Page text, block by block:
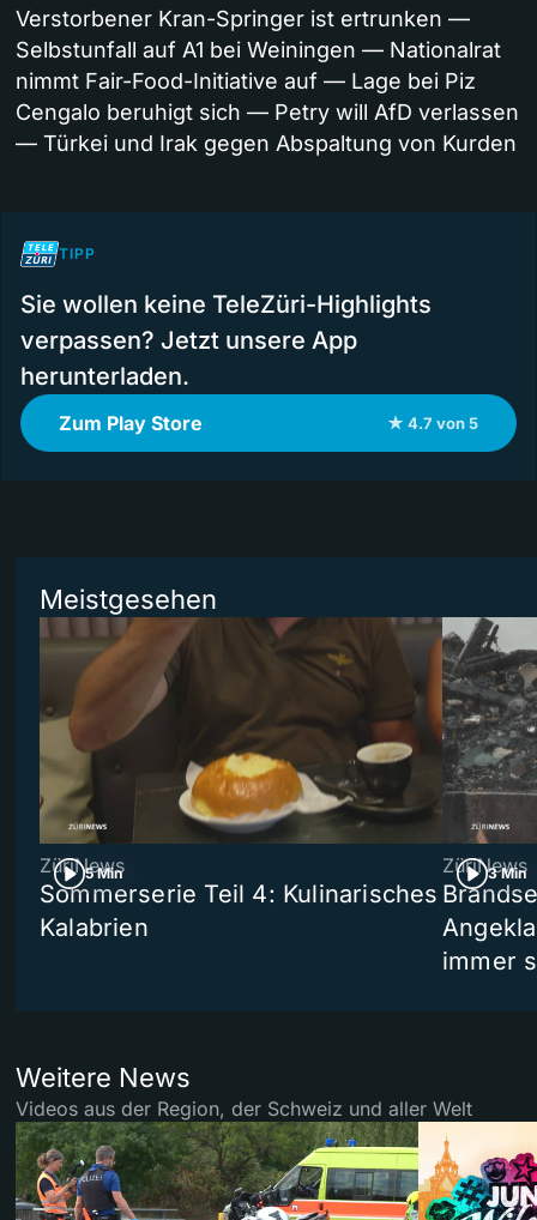
Verstorbener Kran-Springer ist ertrunken —
Selbstunfall auf A1 bei Weiningen — Nationalrat
nimmt Fair-Food-Initiative auf — Lage bei Piz
Cengalo beruhigt sich — Petry will AfD verlassen
— Türkei und Irak gegen Abspaltung von Kurden
TIPP
Sie wollen keine TeleZüri-Highlights
verpassen? Jetzt unsere App
herunterladen.
Zum Play Store ★ 4.7 von 5
Meistgesehen
5 Min
ZüriNews
Sommerserie Teil 4: Kulinarisches
Kalabrien
3 Min
ZüriNews
immer
Weitere News
Videos aus der Region, der Schweiz und aller Welt